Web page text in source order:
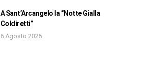
A Sant’Arcangelo la “Notte Gialla
Coldiretti”
6 Agosto 2026